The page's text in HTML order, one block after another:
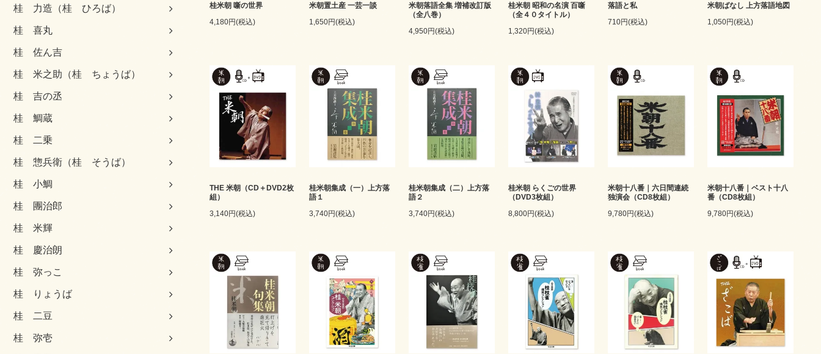
桂 力造（桂 ひろば）
桂 喜丸
桂 佐ん吉
桂 米之助（桂 ちょうば）
桂 吉の丞
桂 鯛蔵
桂 二乗
桂 惣兵衛（桂 そうば）
桂 小鯛
桂 團治郎
桂 米輝
桂 慶治朗
桂 弥っこ
桂 りょうば
桂 二豆
桂 弥壱
桂米朝 噺の世界
4,180円(税込)
米朝置土産 一芸一談
1,650円(税込)
米朝落語全集 増補改訂版
（全八巻）
4,950円(税込)
桂米朝 昭和の名演 百噺
（全４０タイトル）
1,320円(税込)
落語と私
710円(税込)
米朝ばなし 上方落語地図
1,050円(税込)
THE 米朝（CD＋DVD2枚
組）
3,140円(税込)
桂米朝集成（一）上方落
語１
3,740円(税込)
桂米朝集成（二）上方落
語２
3,740円(税込)
桂米朝 らくごの世界
（DVD3枚組）
8,800円(税込)
米朝十八番｜六日間連続
独演会（CD8枚組）
9,780円(税込)
米朝十八番｜ベスト十八
番（CD8枚組）
9,780円(税込)